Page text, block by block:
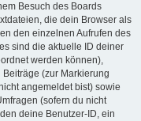
Besuch des Boards
die dein Browser als
den einzelnen Aufrufen des
sind die aktuelle ID deiner
werden können),
(zur Markierung
angemeldet bist) sowie
(sofern du nicht
deine Benutzer-ID, ein